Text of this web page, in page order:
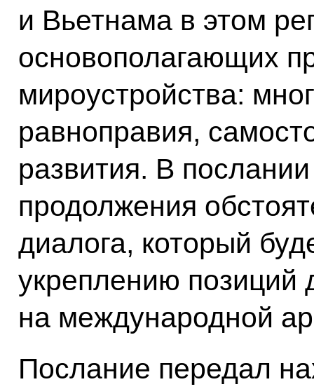
и Вьетнама в этом
основополагающих
мироустройства:
равноправия,
развития. В
продолжения
диалога, который
укреплению позиций
на международной
Послание передал